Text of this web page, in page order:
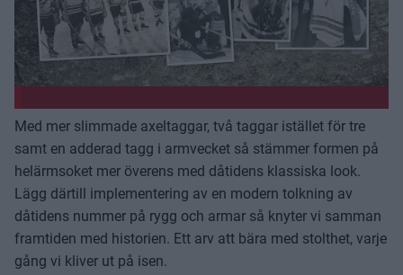
Med mer slimmade axeltaggar, två taggar istället för tre
samt en adderad tagg i armvecket så stämmer formen på
helärmsoket mer överens med dåtidens klassiska look.
Lägg därtill implementering av en modern tolkning av
dåtidens nummer på rygg och armar så knyter vi samman
framtiden med historien. Ett arv att bära med stolthet, varje
gång vi kliver ut på isen.